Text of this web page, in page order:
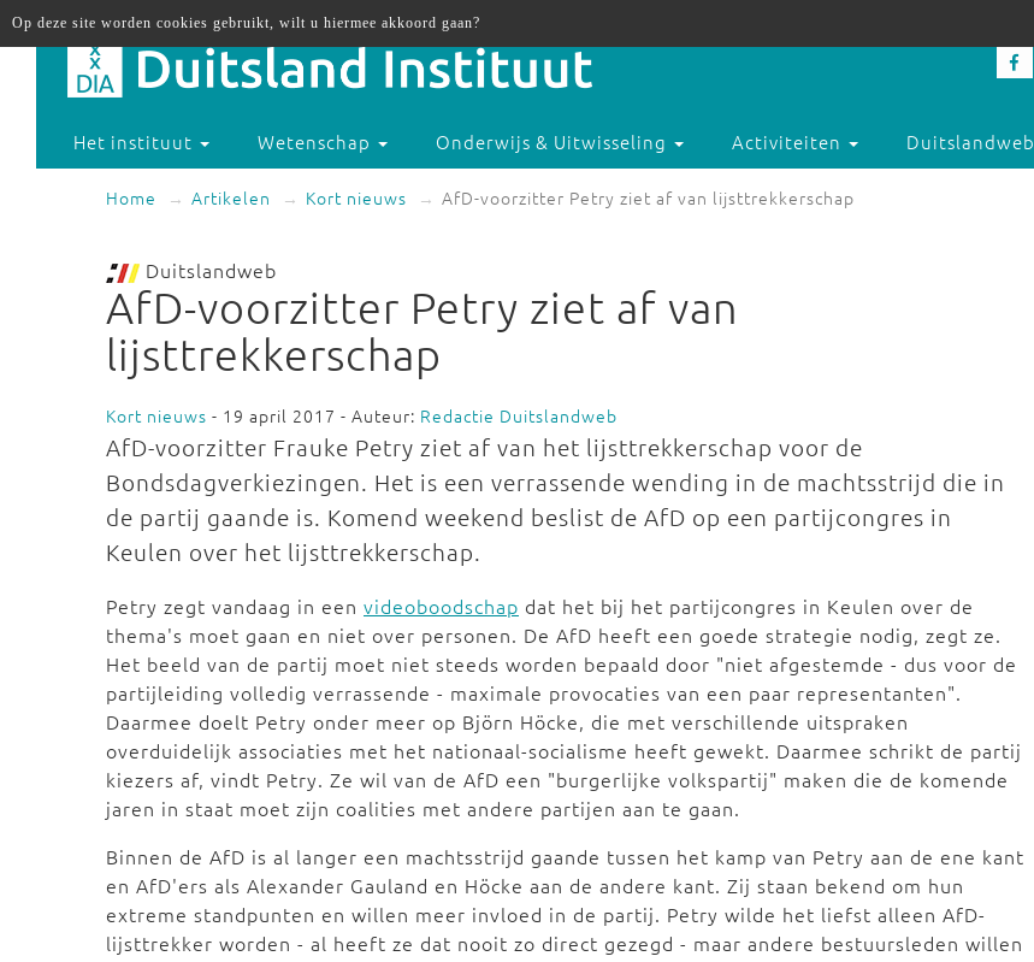
Het instituut Wetenschap Onderwijs & Uitwisseling Activiteiten Duitslandweb
Home Artikelen Kort nieuws AfD-voorzitter Petry ziet af van lijsttrekkerschap
Duitslandweb
AfD-voorzitter Petry ziet af van
lijsttrekkerschap
Kort nieuws - 19 april 2017 - Auteur: Redactie Duitslandweb
AfD-voorzitter Frauke Petry ziet af van het lijsttrekkerschap voor de
Bondsdagverkiezingen. Het is een verrassende wending in de machtsstrijd die in
de partij gaande is. Komend weekend beslist de AfD op een partijcongres in
Keulen over het lijsttrekkerschap.
Petry zegt vandaag in een videoboodschap dat het bij het partijcongres in Keulen over de
thema's moet gaan en niet over personen. De AfD heeft een goede strategie nodig, zegt ze.
Het beeld van de partij moet niet steeds worden bepaald door "niet afgestemde - dus voor de
partijleiding volledig verrassende - maximale provocaties van een paar representanten".
Daarmee doelt Petry onder meer op Björn Höcke, die met verschillende uitspraken
overduidelijk associaties met het nationaal-socialisme heeft gewekt. Daarmee schrikt de partij
kiezers af, vindt Petry. Ze wil van de AfD een "burgerlijke volkspartij" maken die de komende
jaren in staat moet zijn coalities met andere partijen aan te gaan.
Binnen de AfD is al langer een machtsstrijd gaande tussen het kamp van Petry aan de ene kant
en AfD'ers als Alexander Gauland en Höcke aan de andere kant. Zij staan bekend om hun
extreme standpunten en willen meer invloed in de partij. Petry wilde het liefst alleen AfD-
lijsttrekker worden - al heeft ze dat nooit zo direct gezegd - maar andere bestuursleden willen
Op deze site worden cookies gebruikt, wilt u hiermee akkoord gaan?